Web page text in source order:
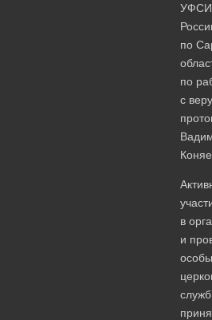
по
по
с
в
и
служб